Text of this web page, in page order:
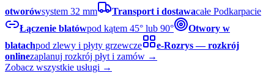
otworówsystem 32 mm Transport i dostawacałe Podkarpacie
Łączenie blatówpod kątem 45° lub 90°
Otwory w
blatachpod zlewy i płyty grzewcze
e-Rozrys — rozkrój
onlinezaplanuj rozkrój płyt i zamów →
Zobacz wszystkie usługi →